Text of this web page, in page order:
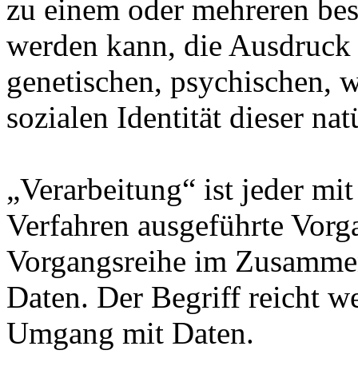
zu einem oder mehreren
werden kann, die
genetischen, psychischen,
sozialen Identität dieser
„Verarbeitung“ ist jeder
Verfahren ausgeführte
Vorgangsreihe im
Daten. Der Begriff reicht
Umgang mit Daten.